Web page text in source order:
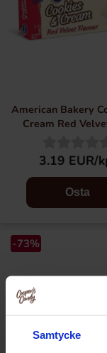
Samtycke
American Bakery
Cream Red
3.19 EUR/
Osta
-73%